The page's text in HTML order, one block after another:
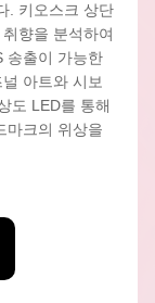
. 키오스크 상단
향을 분석하여
송출이 가능한
아트와 시보
도 LED를 통해
마크의 위상을